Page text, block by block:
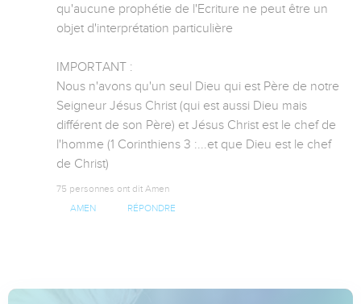
qu'aucune prophétie de l'Ecriture ne peut être un
objet d'interprétation particulière
IMPORTANT :
Nous n'avons qu'un seul Dieu qui est Père de notre
Seigneur Jésus Christ (qui est aussi Dieu mais
différent de son Père) et Jésus Christ est le chef de
l'homme (1 Corinthiens 3 :...et que Dieu est le chef
de Christ)
75 personnes ont dit Amen
AMEN RÉPONDRE